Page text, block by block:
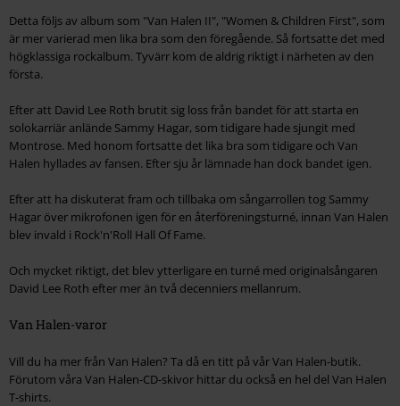
Detta följs av album som "Van Halen II", "Women & Children First", som
är mer varierad men lika bra som den föregående. Så fortsatte det med
högklassiga rockalbum. Tyvärr kom de aldrig riktigt i närheten av den
första.
Efter att David Lee Roth brutit sig loss från bandet för att starta en
solokarriär anlände Sammy Hagar, som tidigare hade sjungit med
Montrose. Med honom fortsatte det lika bra som tidigare och Van
Halen hyllades av fansen. Efter sju år lämnade han dock bandet igen.
Efter att ha diskuterat fram och tillbaka om sångarrollen tog Sammy
Hagar över mikrofonen igen för en återföreningsturné, innan Van Halen
blev invald i Rock'n'Roll Hall Of Fame.
Och mycket riktigt, det blev ytterligare en turné med originalsångaren
David Lee Roth efter mer än två decenniers mellanrum.
Van Halen-varor
Vill du ha mer från Van Halen? Ta då en titt på vår Van Halen-butik.
Förutom våra Van Halen-CD-skivor hittar du också en hel del Van Halen
T-shirts.